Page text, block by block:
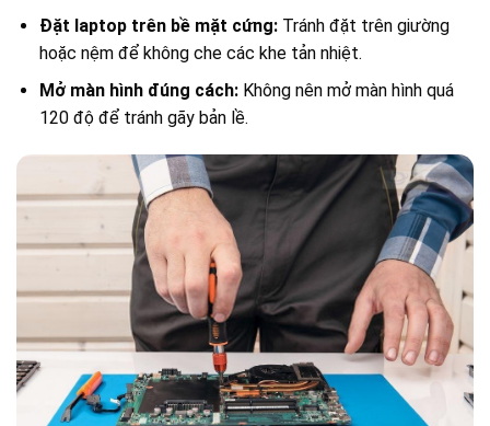
Đặt laptop trên bề mặt cứng:Tránh đặt trên giường
hoặc nệm để không che các khe tản nhiệt.
Mở màn hình đúng cách:Không nên mở màn hình quá
120 độ để tránh gãy bản lề.